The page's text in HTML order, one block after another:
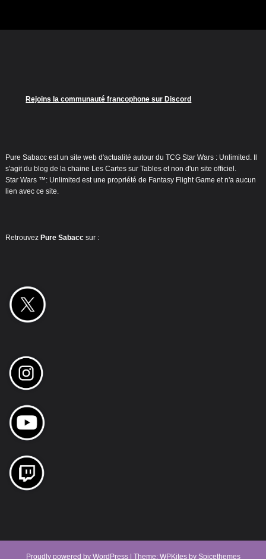
Rejoins la communauté francophone sur Discord
Pure Sabacc est un site web d'actualité autour du TCG Star Wars : Unlimited. Il
s'agit du blog de la chaine Les Cartes sur Tables et non d'un site officiel.
Star Wars ™: Unlimited est une propriété de Fantasy Flight Game et n'a aucun
lien avec ce site.
Retrouvez Pure Sabacc sur :
Proudly powered by WordPress| Theme: WPKites by Spicethemes